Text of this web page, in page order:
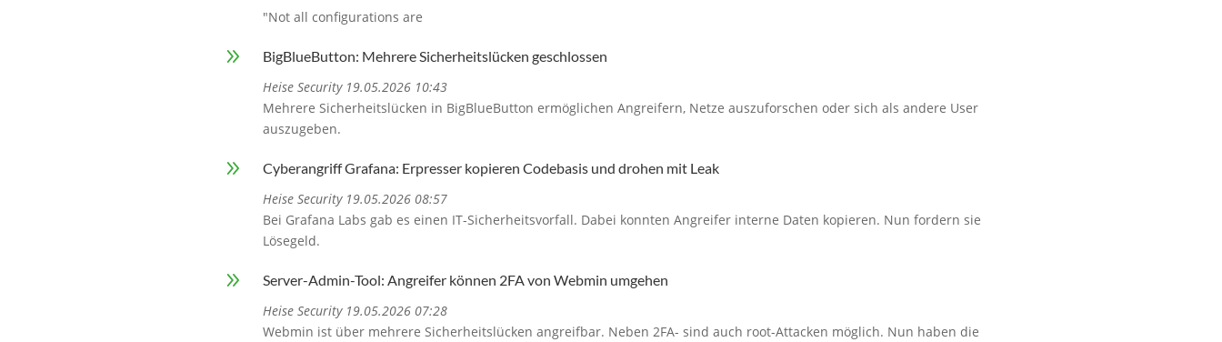
"Not all configurations are
9
BigBlueButton: Mehrere Sicherheitslücken geschlossen
Heise Security 19.05.2026 10:43
Mehrere Sicherheitslücken in BigBlueButton ermöglichen Angreifern, Netze auszuforschen oder sich als andere User
auszugeben.
9
Cyberangriff Grafana: Erpresser kopieren Codebasis und drohen mit Leak
Heise Security 19.05.2026 08:57
Bei Grafana Labs gab es einen IT-Sicherheitsvorfall. Dabei konnten Angreifer interne Daten kopieren. Nun fordern sie
Lösegeld.
9
Server-Admin-Tool: Angreifer können 2FA von Webmin umgehen
Heise Security 19.05.2026 07:28
Webmin ist über mehrere Sicherheitslücken angreifbar. Neben 2FA- sind auch root-Attacken möglich. Nun haben die